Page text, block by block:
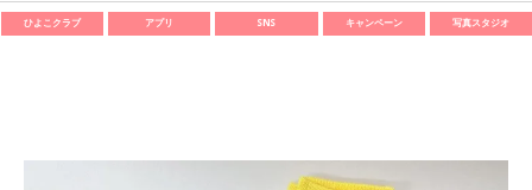
ひよこクラブ アプリ SNS キャンペーン 写真スタジオ